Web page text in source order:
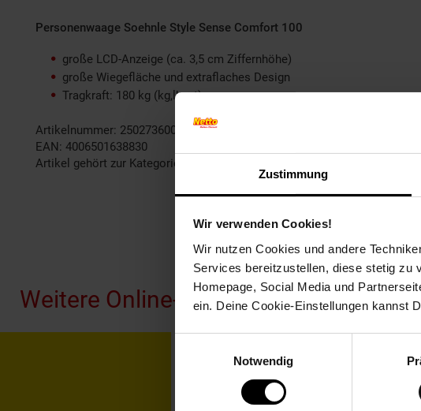
Zustimmung
Wir verwenden Cookies!
Wir nutzen Cookies und andere
Services bereitzustellen, diese stetig zu
Homepage, Social Media und
ein. Deine Cookie-Einstellungen kannst
Notwendig
Personenwaage Soehnle Style Sense Comfort 100
große LCD-Anzeige (ca. 3,5 cm Ziffernhöhe)
große Wiegefläche und extraflaches Design
Tragkraft: 180 kg (kg,lb, st)
Artikelnummer: 2502736000
EAN: 4006501638830
Artikel gehört zur Kategorie:
Weitere Online-Angebote